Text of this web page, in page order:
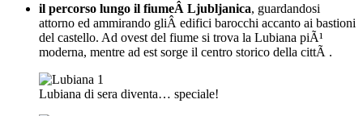
il percorso lungo il fiumeÂ Ljubljanica, guardandosi
attorno ed ammirando gliÂ edifici barocchi accanto ai bastioni
del castello. Ad ovest del fiume si trova la Lubiana piÃ¹
moderna, mentre ad est sorge il centro storico della cittÃ .
Lubiana di sera diventa… speciale!